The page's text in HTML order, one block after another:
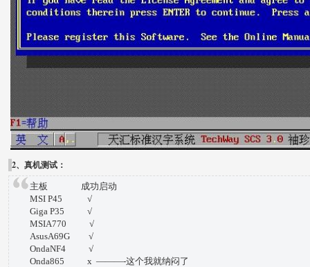
2、真机测试：
主板 成功启动
MSI P45 √
Giga P35 √
MSIA770 √
AsusA69G √
OndaNF4 √
Onda865 x ———-这个我就纳闷了